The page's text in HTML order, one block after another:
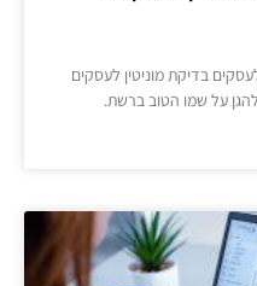
בדיקת מוניטין לעסקים
על שמו הטוב ברשת.